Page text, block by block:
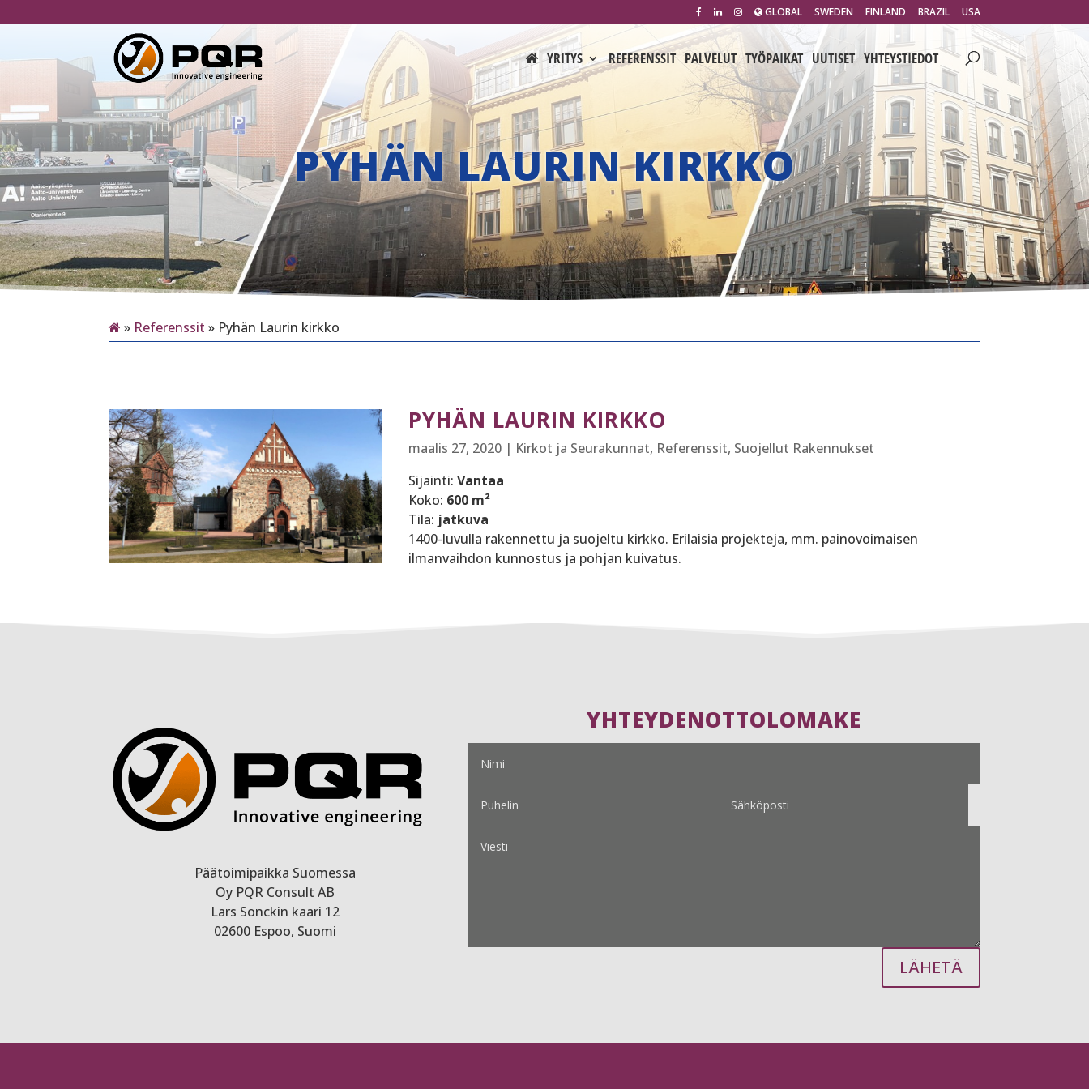
GLOBAL SWEDEN FINLAND BRAZIL USA
YRITYS REFERENSSIT PALVELUT TYÖPAIKAT UUTISET YHTEYSTIEDOT
PYHÄN LAURIN KIRKKO
» Referenssit » Pyhän Laurin kirkko
PYHÄN LAURIN KIRKKO
maalis 27, 2020| Kirkot ja Seurakunnat, Referenssit, Suojellut Rakennukset
Sijainti: Vantaa
Koko: 600 m²
Tila: jatkuva
1400-luvulla rakennettu ja suojeltu kirkko. Erilaisia projekteja, mm. painovoimaisen
ilmanvaihdon kunnostus ja pohjan kuivatus.
Päätoimipaikka Suomessa
Oy PQR Consult AB
Lars Sonckin kaari 12
02600 Espoo, Suomi
YHTEYDENOTTOLOMAKE
LÄHETÄ